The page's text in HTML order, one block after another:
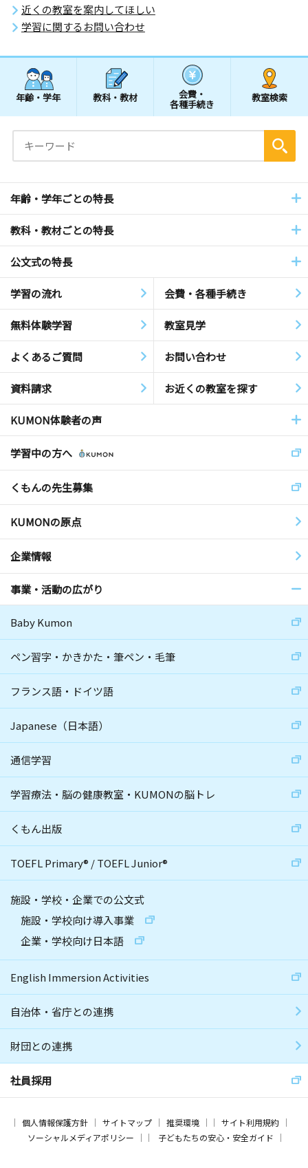
近くの教室を案内してほしい
学習に関するお問い合わせ
年齢・学年 教科・教材 会費・
各種手続き
教室検索
年齢・学年ごとの特長
教科・教材ごとの特長
公文式の特長
学習の流れ 会費・各種手続き
無料体験学習 教室見学
よくあるご質問 お問い合わせ
資料請求 お近くの教室を探す
KUMON体験者の声
学習中の方へ
くもんの先生募集
KUMONの原点
企業情報
事業・活動の広がり
Baby Kumon
ペン習字・かきかた・筆ペン・毛筆
フランス語・ドイツ語
Japanese（日本語）
通信学習
学習療法・脳の健康教室・KUMONの脳トレ
くもん出版
TOEFL Primary® /TOEFL Junior®
施設・学校・企業での公文式
施設・学校向け導入事業
企業・学校向け日本語
English Immersion Activities
自治体・省庁との連携
財団との連携
社員採用
個人情報保護方針 サイトマップ 推奨環境
サイト利用規約
ソーシャルメディアポリシー
子どもたちの安心・安全ガイド